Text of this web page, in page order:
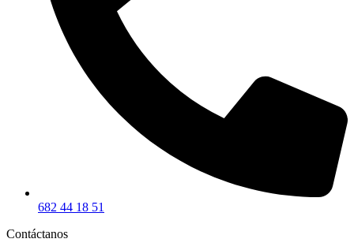
682 44 18 51
Contáctanos